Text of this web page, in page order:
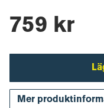
759 kr
Mer